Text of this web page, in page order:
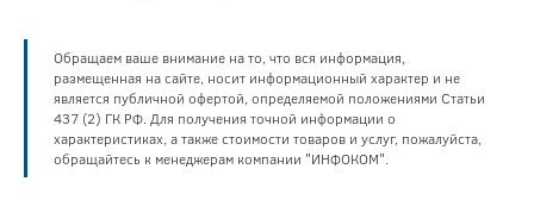
Обращаем ваше внимание на то, что вся информация,
размещенная на сайте, носит информационный характер и не
является публичной офертой, определяемой положениями Статьи
437 (2) ГК РФ. Для получения точной информации о
характеристиках, а также стоимости товаров и услуг, пожалуйста,
обращайтесь к менеджерам компании "ИНФОКОМ".